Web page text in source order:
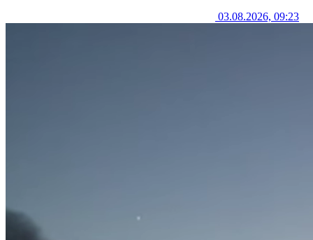
03.08.2026, 09:23